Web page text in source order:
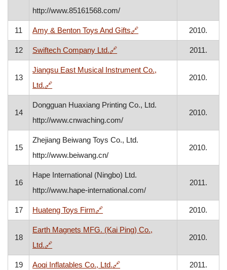
http://www.85161568.com/
11 Amy & Benton Toys And Gifts🔗, otvara se u novom
2010.
12 Swiftech Company Ltd.🔗, otvara se u novom prozoru
2011.
13
Jiangsu East Musical Instrument Co.,
Ltd.🔗, otvara se u novom prozoru
2010.
14
Dongguan Huaxiang Printing Co., Ltd.
http://www.cnwaching.com/
2010.
15
Zhejiang Beiwang Toys Co., Ltd.
http://www.beiwang.cn/
2010.
16
Hape International (Ningbo) Ltd.
http://www.hape-international.com/
2011.
17 Huateng Toys Firm🔗, otvara se u novom prozoru2010.
18
Earth Magnets MFG. (Kai Ping) Co.,
Ltd.🔗, otvara se u novom prozoru
2010.
19 Aoqi Inflatables Co., Ltd.🔗, otvara se u novom prozoru
2011.